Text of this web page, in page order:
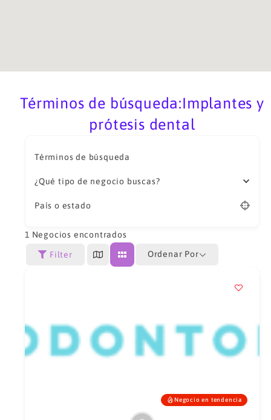
Términos de búsqueda:Implantes y
prótesis dental
Términos de búsqueda
¿Qué tipo de negocio buscas?
País o estado
1 Negocios encontrados
Filter Ordenar Por
Negocio en tendencia